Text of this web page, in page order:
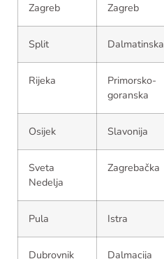
Zagreb Zagreb
Split Dalmatinska
Rijeka
Primorsko-
goranska
Osijek Slavonija
Sveta
Nedelja
Zagrebačka
Pula Istra
Dubrovnik Dalmacija